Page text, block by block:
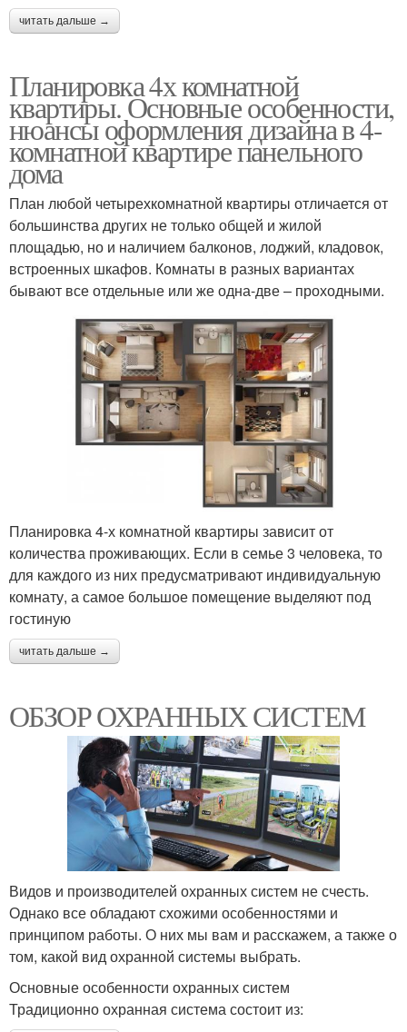
читать дальше →
Планировка 4х комнатной
квартиры. Основные особенности,
нюансы оформления дизайна в 4-
комнатной квартире панельного
дома
План любой четырехкомнатной квартиры отличается от
большинства других не только общей и жилой
площадью, но и наличием балконов, лоджий, кладовок,
встроенных шкафов. Комнаты в разных вариантах
бывают все отдельные или же одна-две – проходными.
Планировка 4-х комнатной квартиры зависит от
количества проживающих. Если в семье 3 человека, то
для каждого из них предусматривают индивидуальную
комнату, а самое большое помещение выделяют под
гостиную
читать дальше →
ОБЗОР ОХРАННЫХ СИСТЕМ
Видов и производителей охранных систем не счесть.
Однако все обладают схожими особенностями и
принципом работы. О них мы вам и расскажем, а также о
том, какой вид охранной системы выбрать.
Основные особенности охранных систем
Традиционно охранная система состоит из: